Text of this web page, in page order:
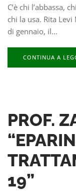
C’è chi l’abbassa,
chi la usa. Rita
di gennaio, il...
CONTINUA A
PROF.
19”